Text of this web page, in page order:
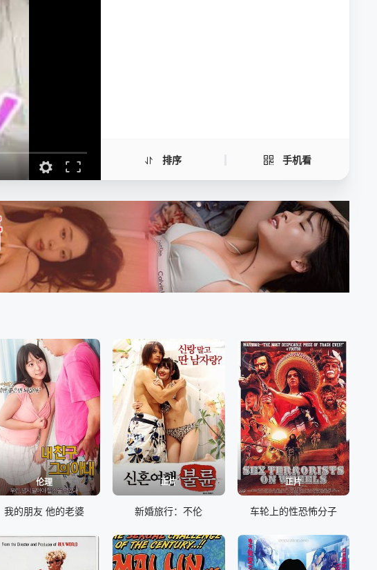
排序 手机看
伦理
我的朋友 他的老婆
正片
新婚旅行：不伦
正片
车轮上的性恐怖分子